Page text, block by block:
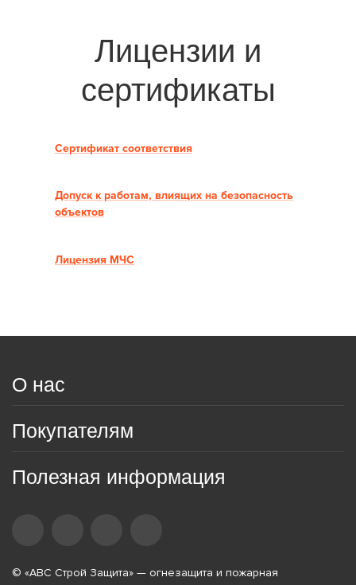
Лицензии и
сертификаты
Сертификат соответствия
Допуск к работам, влиящих на безопасность
объектов
Лицензия МЧС
О нас
Покупателям
Полезная информация
© «АВС Строй Защита» — огнезащита и пожарная